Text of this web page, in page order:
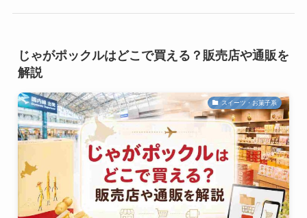
じゃがポックルはどこで買える？販売店や通販を
解説
スイーツ・お菓子系